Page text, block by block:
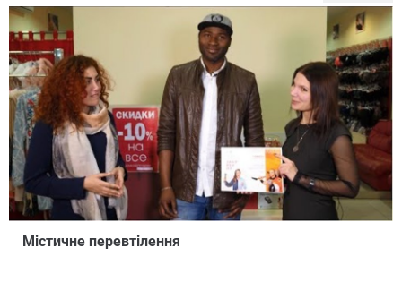
Містичне перевтілення